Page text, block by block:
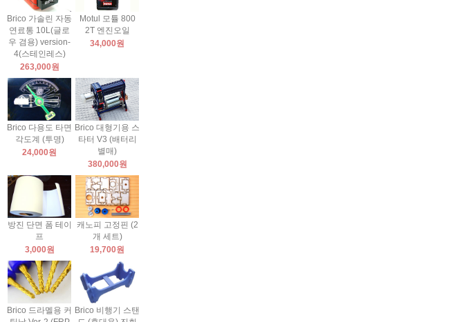
Brico 가솔린 자동
연료통 10L(글로
우 겸용) version-
4(스테인레스)
263,000원
Motul 모튤 800
2T 엔진오일
34,000원
Brico 다용도 타면
각도계 (투명)
24,000원
Brico 대형기용 스
타터 V3 (배터리
별매)
380,000원
방진 단면 폼 테이
프
3,000원
캐노피 고정핀 (2
개 세트)
19,700원
Brico 드라멜용 커
Brico 비행기 스탠